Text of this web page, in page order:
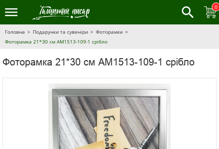
0
Головна Подарунки та сувеніри
Фоторамки
Фоторамка 21*30 см AM1513-109-1 срібло
Фоторамка 21*30 см AM1513-109-1 срібло